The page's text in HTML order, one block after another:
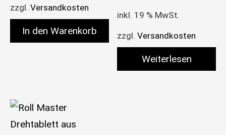
zzgl. Versandkosten
In den Warenkorb
inkl. 19 % MwSt.
zzgl.Versandkosten
Weiterlesen